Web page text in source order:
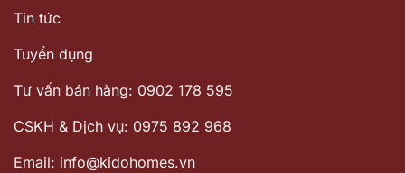
Tin tức
Tuyển dụng
Tư vấn bán hàng: 0902 178 595
CSKH & Dịch vụ: 0975 892 968
Email: info@kidohomes.vn